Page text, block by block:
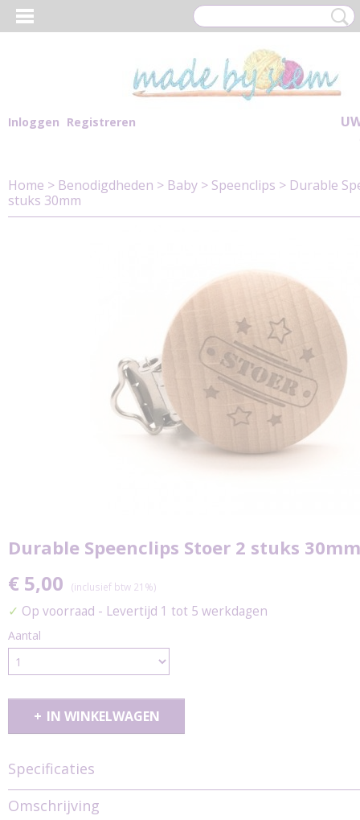
Inloggen Registreren
Home > Benodigdheden > Baby > Speenclips > Durable
stuks 30mm
Durable Speenclips Stoer 2 stuks 30mm
€ 5,00 (inclusief btw 21%)
✓ Op voorraad - Levertijd 1 tot 5 werkdagen
Aantal
IN WINKELWAGEN
Specificaties
Productcode
durable-speenclip-stoer
Omschrijving